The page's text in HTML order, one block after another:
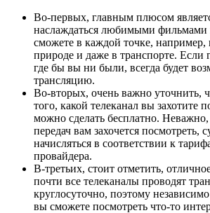
Во-первых, главным плюсом
наслаждаться любимыми фильмами
сможете в каждой точке, например,
природе и даже в транспорте. Если
где бы вы ни были, всегда будет
трансляцию.
Во-вторых, очень важно уточнить,
того, какой телеканал вы захотите
можно сделать бесплатно. Неважно,
передач вам захочется посмотреть,
начисляться в соответствии к
провайдера.
В-третьих, стоит отметить,
почти все телеканалы проводят
круглосуточно, поэтому
вы сможете посмотреть что-то